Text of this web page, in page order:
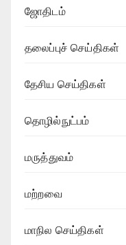
ஜோதிடம்
தலைப்புச் செய்திகள்
தேசிய செய்திகள்
தொழில்நுட்பம்
மருத்துவம்
மற்றவை
மாநில செய்திகள்